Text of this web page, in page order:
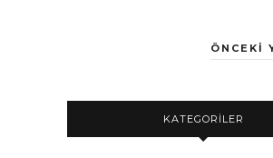
ÖNCEKI
KATEGORILER